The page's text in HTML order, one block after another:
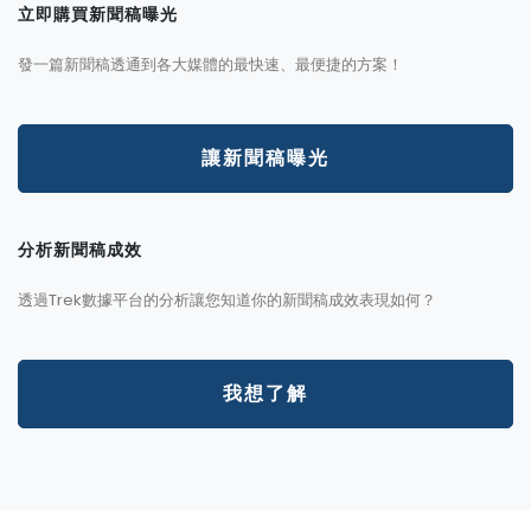
立即購買新聞稿曝光
發一篇新聞稿透通到各大媒體的最快速、最便捷的方案！
讓新聞稿曝光
分析新聞稿成效
透過Trek數據平台的分析讓您知道你的新聞稿成效表現如何？
我想了解